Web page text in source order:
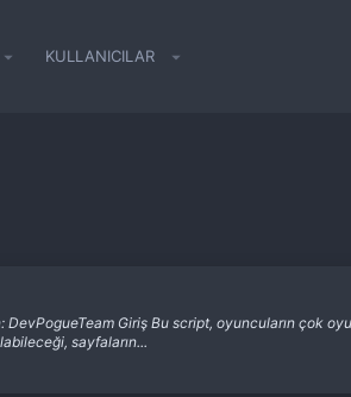
KULLANICILAR
Giriş Bu script, oyuncuların çok
sayfaların...